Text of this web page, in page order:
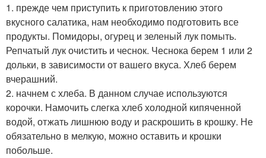
1. прежде чем приступить к приготовлению этого
вкусного салатика, нам необходимо подготовить все
продукты. Помидоры, огурец и зеленый лук помыть.
Репчатый лук очистить и чеснок. Чеснока берем 1 или 2
дольки, в зависимости от вашего вкуса. Хлеб берем
вчерашний.
2. начнем с хлеба. В данном случае используются
корочки. Намочить слегка хлеб холодной кипяченной
водой, отжать лишнюю воду и раскрошить в крошку. Не
обязательно в мелкую, можно оставить и крошки
побольше.